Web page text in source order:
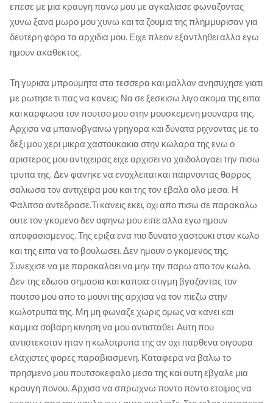
επεσε με μια κραυγη πανω μου με αγκαλιασε φωναζοντας
χυνω ξανα μωρο μου χυνω και τα ζουμια της πλημμυρισαν για
δευτερη φορα τα αρχιδια μου. Ειχε πλεον εξαντληθει αλλα εγω
ημουν ακαθεκτος.
Τη γυρισα μπρουμητα στα τεσσερα και μαλλον ανησυχησε γιατι
με ρωτησε τι πας να κανεις; Να σε ξεσκισω λιγο ακομα της ειπα
και καρφωσα τον πουτσο μου στην μουσκεμενη μουναρα της.
Αρχισα να μπαινοβγαινω γρηγορα και δυνατα ριχνοντας με το
δεξι μου χερι μικρα χαστουκακια στην κωλαρα της ενω ο
αριστερος μου αντιχειρας ειχε αρχισει να χαιδολογαει την πισω
τρυπα της. Δεν φανηκε να ενοχλειται και παιρνοντας θαρρος
σαλιωσα τον αντιχειρα μου και της τον εβαλα ολο μεσα. Η
Φαλιτσα αντεδρασε.Τι κανεις εκει, οχι απο πισω σε παρακαλω
ουτε τον γκομενο δεν αφηνω μου ειπε αλλα εγω ημουν
αποφασισμενος. Της εριξα ενα πιο δυνατο χαστουκι στον κωλο
και της ειπα να το βουλωσει. Δεν ημουν ο γκομενος της.
Συνεχισε να με παρακαλαει να μην την παρω απο τον κωλο.
Δεν της εδωσα σημασια και καποια στιγμη βγαζοντας τον
πουτσο μου απο το μουνι της αρχισα να τον πιεζω στην
κωλοτρυπα της. Μη μη φωναζε χωρις ομως να κανει και
καμμια σοβαρη κινηση να μου αντισταθει. Αυτη που
αντιστεκοταν ηταν η κωλοτρυπα της αν οχι παρθενα σιγουρα
ελαχιστες φορες παραβιασμενη. Καταφερα να βαλω το
πρησμενο μου πουτσοκεφαλο μεσα της και αυτη εβγαλε μια
κραυγη πονου. Αρχισα να σπρωχνω ποντο ποντο ετοιμος να